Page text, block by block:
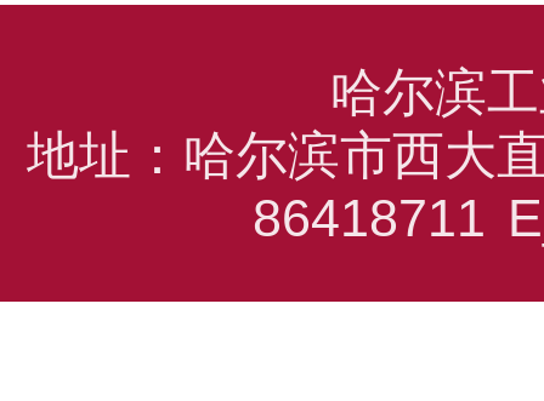
哈尔滨
地址：哈尔滨市西大
86418711